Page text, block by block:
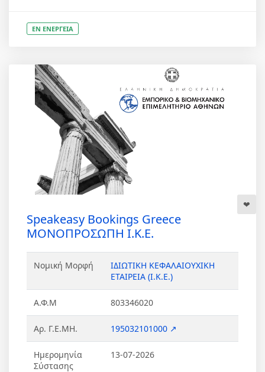
ΕΝ ΕΝΕΡΓΕΙΑ
Speakeasy Bookings Greece
ΜΟΝΟΠΡΟΣΩΠΗ Ι.Κ.Ε.
Νομική Μορφή
ΙΔΙΩΤΙΚΗ ΚΕΦΑΛΑΙΟΥΧΙΚΗ
ΕΤΑΙΡΕΙΑ (Ι.Κ.Ε.)
Α.Φ.Μ 803346020
Αρ. Γ.Ε.ΜΗ. 195032101000 ↗
Ημερομηνία
Σύστασης
13-07-2026